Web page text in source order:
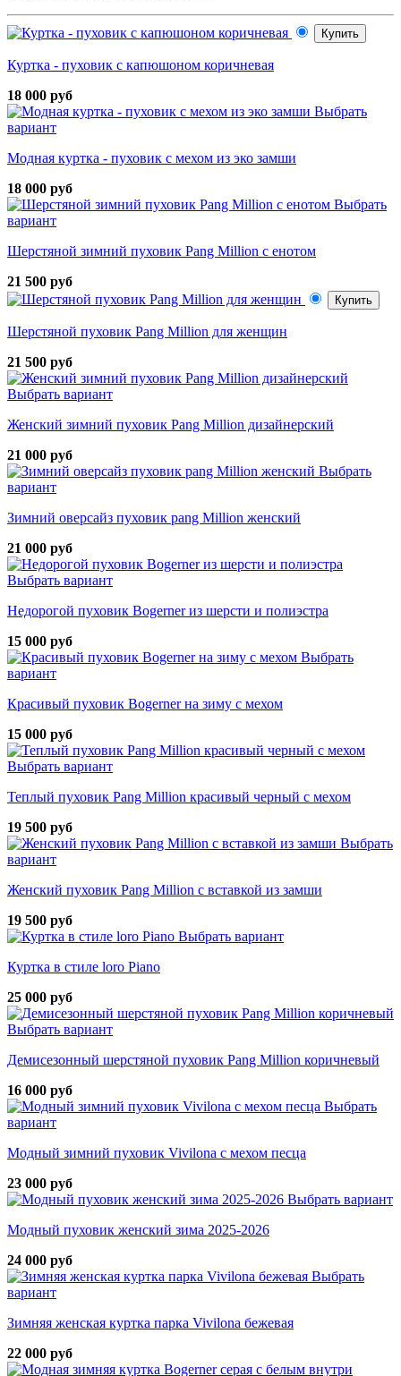
Купить
Куртка - пуховик с капюшоном коричневая
18 000 руб
Выбрать
вариант
Модная куртка - пуховик с мехом из эко замши
18 000 руб
Выбрать
вариант
Шерстяной зимний пуховик Pang Million с енотом
21 500 руб
Купить
Шерстяной пуховик Pang Million для женщин
21 500 руб
Выбрать вариант
Женский зимний пуховик Pang Million дизайнерский
21 000 руб
Выбрать
вариант
Зимний оверсайз пуховик pang Million женский
21 000 руб
Выбрать вариант
Недорогой пуховик Bogerner из шерсти и полиэстра
15 000 руб
Выбрать
вариант
Красивый пуховик Bogerner на зиму с мехом
15 000 руб
Выбрать вариант
Теплый пуховик Pang Million красивый черный с мехом
19 500 руб
Выбрать
вариант
Женский пуховик Pang Million с вставкой из замши
19 500 руб
Выбрать вариант
Куртка в стиле loro Piano
25 000 руб
Выбрать вариант
Демисезонный шерстяной пуховик Pang Million коричневый
16 000 руб
Выбрать
вариант
Модный зимний пуховик Vivilona с мехом песца
23 000 руб
Выбрать вариант
Модный пуховик женский зима 2025-2026
24 000 руб
Выбрать
вариант
Зимняя женская куртка парка Vivilona бежевая
22 000 руб